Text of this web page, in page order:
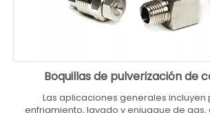
Boquillas de pulverización de
Las aplicaciones generales incluyen
enfriamiento, lavado y enjuague de gas,